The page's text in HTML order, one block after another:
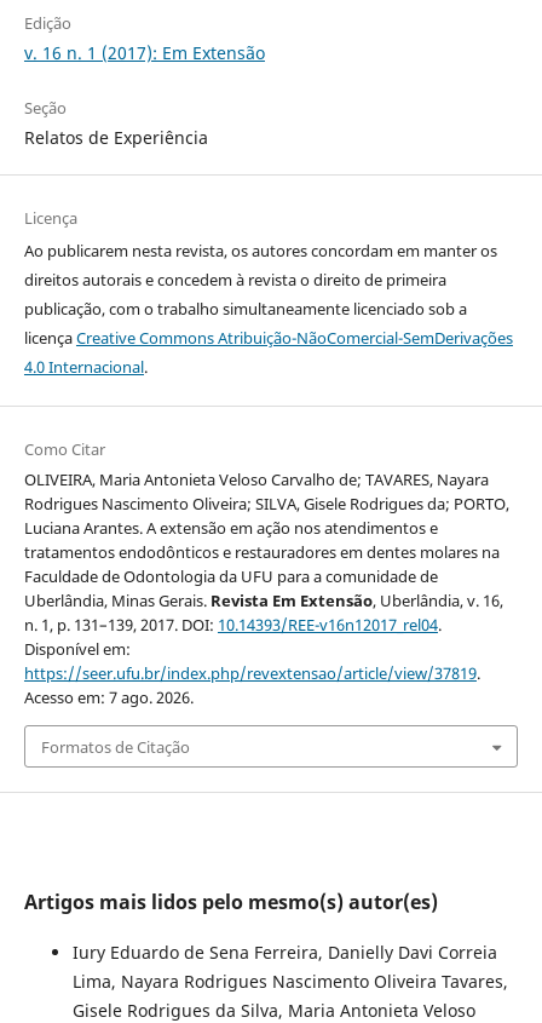
Edição
v. 16 n. 1 (2017): Em Extensão
Seção
Relatos de Experiência
Licença
Ao publicarem nesta revista, os autores concordam em manter os
direitos autorais e concedem à revista o direito de primeira
publicação, com o trabalho simultaneamente licenciado sob a
licençaCreative Commons Atribuição-NãoComercial-SemDerivações
4.0 Internacional.
Como Citar
OLIVEIRA, Maria Antonieta Veloso Carvalho de; TAVARES, Nayara
Rodrigues Nascimento Oliveira; SILVA, Gisele Rodrigues da; PORTO,
Luciana Arantes. A extensão em ação nos atendimentos e
tratamentos endodônticos e restauradores em dentes molares na
Faculdade de Odontologia da UFU para a comunidade de
Uberlândia, Minas Gerais. Revista Em Extensão, Uberlândia, v. 16,
n. 1, p. 131–139, 2017. DOI: 10.14393/REE-v16n12017_rel04.
Disponível em:
https://seer.ufu.br/index.php/revextensao/article/view/37819.
Acesso em: 7 ago. 2026.
Formatos de Citação
Artigos mais lidos pelo mesmo(s) autor(es)
Iury Eduardo de Sena Ferreira, Danielly Davi Correia
Lima, Nayara Rodrigues Nascimento Oliveira Tavares,
Gisele Rodrigues da Silva, Maria Antonieta Veloso